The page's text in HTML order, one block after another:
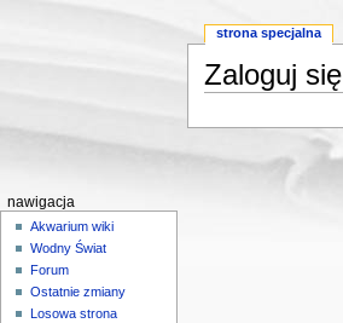
Zaloguj się
strona specjalna
nawigacja
Akwarium wiki
Wodny Świat
Forum
Ostatnie zmiany
Losowa strona